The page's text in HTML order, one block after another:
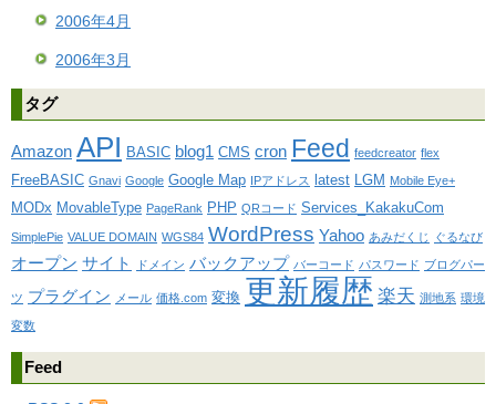
2006年4月
2006年3月
タグ
Amazon API BASIC blog1 CMS cron Feed feedcreator flex
FreeBASIC Gnavi Google Google Map IPアドレス latest LGM Mobile Eye+
MODx MovableType PageRank PHP QRコード Services_KakakuCom
SimplePie VALUE DOMAIN WGS84 WordPress Yahoo あみだくじ ぐるなび
オープン サイト ドメイン バックアップ バーコード パスワード ブログパー
ツ プラグイン メール 価格.com 変換 更新履歴 楽天 測地系 環境
変数
Feed